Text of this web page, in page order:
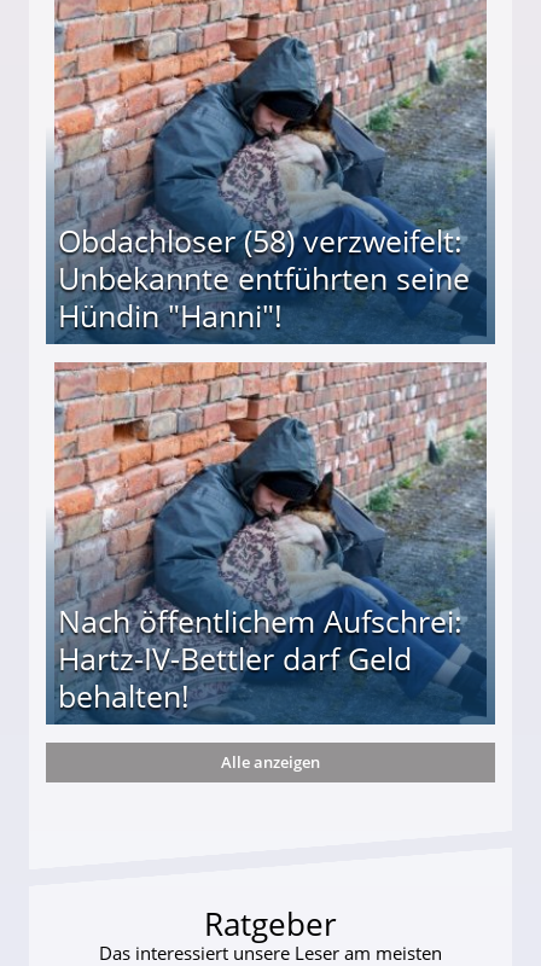
Mutter freigesprochen!
Obdachloser (58) verzweifelt:
Unbekannte entführten seine
Hündin "Hanni"!
entführten seine Hündin "Hanni"!
Nach öffentlichem Aufschrei:
Hartz-IV-Bettler darf Geld
behalten!
darf Geld behalten!
Alle anzeigen
Ratgeber
Das interessiert unsere Leser am meisten